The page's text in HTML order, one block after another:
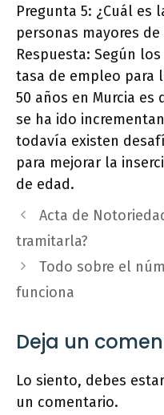
Pregunta 5: ¿Cuál es
personas mayores de
Respuesta: Según
tasa de empleo para
50 años en Murcia es
se ha ido
todavía existen
para mejorar la
de edad.
Acta de
tramitarla?
Todo sobre el
funciona
Deja un
Lo siento, debes estar
un comentario.